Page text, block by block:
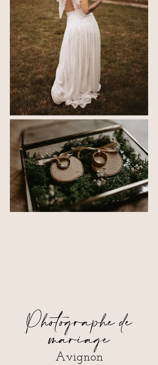
Photographe de
mariage
Avignon